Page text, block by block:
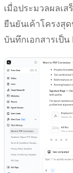
เมื่อประมวลผลเ
ยืนยันเค้าโครงสุ
บันทึกเอกสารเป็